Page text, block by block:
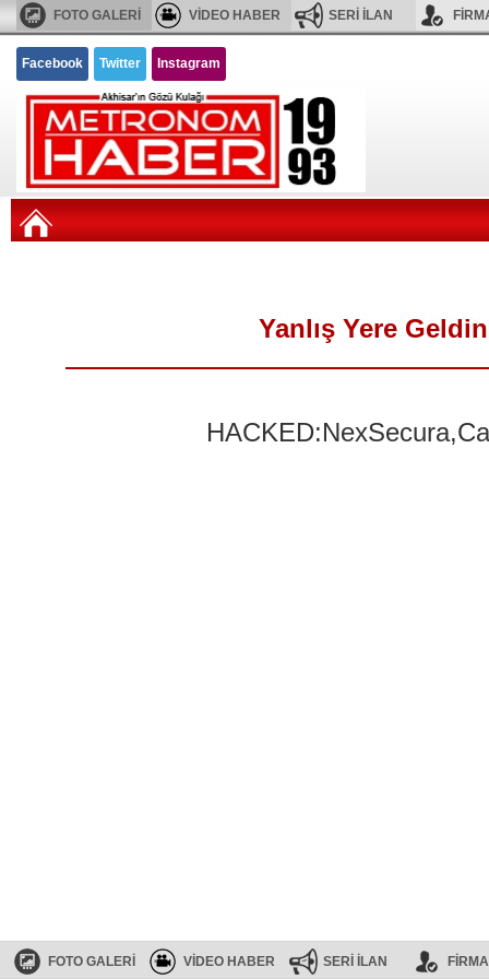
FOTO GALERİ VİDEO HABER SERİ İLAN
Facebook Twitter Instagram
Yanlış Yere
FOTO GALERİ VİDEO HABER SERİ İLAN